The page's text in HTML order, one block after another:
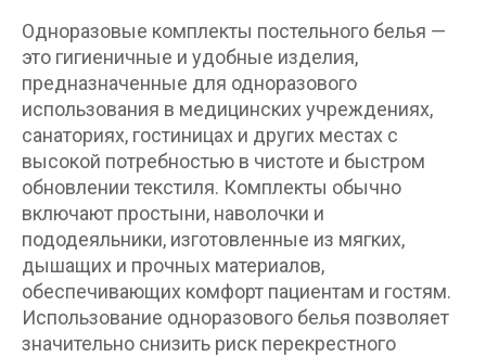
использовании
Одноразовые комплекты постельного белья —
это гигиеничные и удобные изделия,
предназначенные для одноразового
использования в медицинских учреждениях,
санаториях, гостиницах и других местах с
высокой потребностью в чистоте и быстром
обновлении текстиля. Комплекты обычно
включают простыни, наволочки и
пододеяльники, изготовленные из мягких,
дышащих и прочных материалов,
обеспечивающих комфорт пациентам и гостям.
Использование одноразового белья позволяет
значительно снизить риск перекрестного